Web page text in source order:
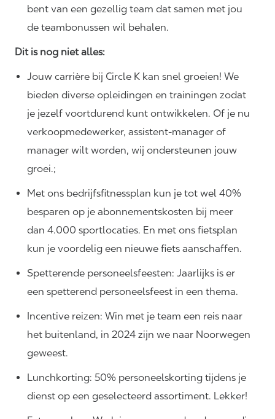
bent van een gezellig team dat samen met jou
de teambonussen wil behalen.
Dit is nog niet alles:
Jouw carrière bij Circle K kan snel groeien! We
bieden diverse opleidingen en trainingen zodat
je jezelf voortdurend kunt ontwikkelen. Of je nu
verkoopmedewerker, assistent-manager of
manager wilt worden, wij ondersteunen jouw
groei.;
Met ons bedrijfsfitnessplan kun je tot wel 40%
besparen op je abonnementskosten bij meer
dan 4.000 sportlocaties. En met ons fietsplan
kun je voordelig een nieuwe fiets aanschaffen.
Spetterende personeelsfeesten: Jaarlijks is er
een spetterend personeelsfeest in een thema.
Incentive reizen: Win met je team een reis naar
het buitenland, in 2024 zijn we naar Noorwegen
geweest.
Lunchkorting: 50% personeelskorting tijdens je
dienst op een geselecteerd assortiment. Lekker!